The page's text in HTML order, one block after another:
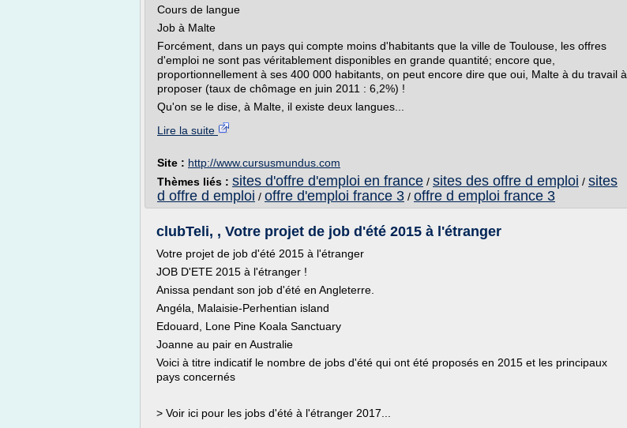
Cours de langue
Job à Malte
Forcément, dans un pays qui compte moins d'habitants que la ville de Toulouse, les offres
d'emploi ne sont pas véritablement disponibles en grande quantité; encore que,
proportionnellement à ses 400 000 habitants, on peut encore dire que oui, Malte à du travail à
proposer (taux de chômage en juin 2011 : 6,2%) !
Qu'on se le dise, à Malte, il existe deux langues...
Lire la suite
Site : http://www.cursusmundus.com
Thèmes liés : sites d'offre d'emploi en france / sites des offre d emploi / sites
d offre d emploi / offre d'emploi france 3 / offre d emploi france 3
clubTeli, , Votre projet de job d'été 2015 à l'étranger
Votre projet de job d'été 2015 à l'étranger
JOB D'ETE 2015 à l'étranger !
Anissa pendant son job d'été en Angleterre.
Angéla, Malaisie-Perhentian island
Edouard, Lone Pine Koala Sanctuary
Joanne au pair en Australie
Voici à titre indicatif le nombre de jobs d'été qui ont été proposés en 2015 et les principaux
pays concernés
> Voir ici pour les jobs d'été à l'étranger 2017...